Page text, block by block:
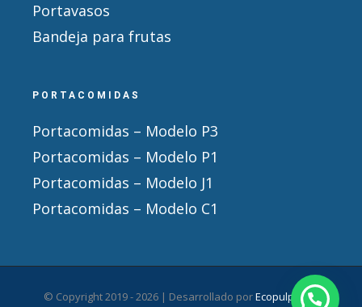
Portavasos
Bandeja para frutas
PORTACOMIDAS
Portacomidas – Modelo P3
Portacomidas – Modelo P1
Portacomidas – Modelo J1
Portacomidas – Modelo C1
© Copyright 2019 -2026 | Desarrollado porEcopulpack|